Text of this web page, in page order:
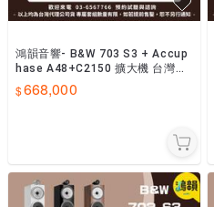
鴻韻音響- B&W 703 S3 + Accup
hase A48+C2150 擴大機 台灣公
司貨
668,000